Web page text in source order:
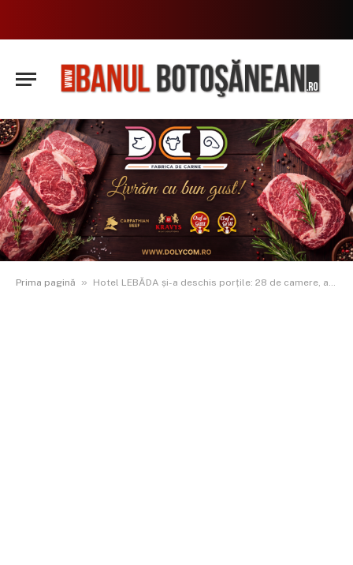
Prima pagină » Hotel LEBĂDA și-a deschis porțile: 28 de camere, apartament de lux și facilități SPA